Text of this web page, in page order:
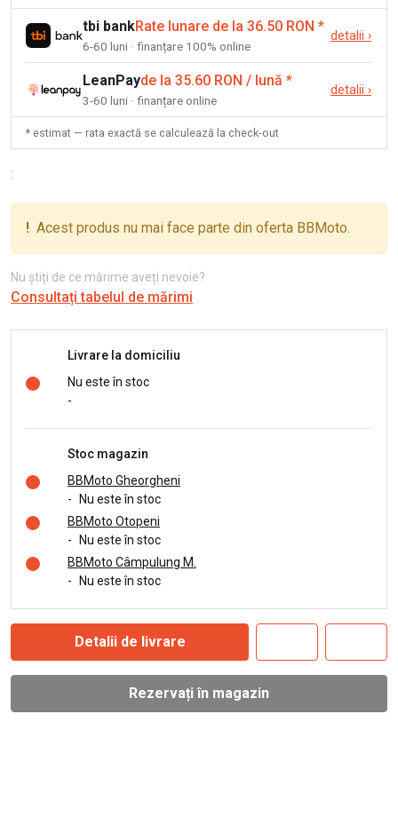
tbi bankRate lunare de la 36.50 RON *
6-60 luni · finanțare 100% online
detalii ›
LeanPayde la 35.60 RON / lună *
3-60 luni · finanțare online
detalii ›
* estimat — rata exactă se calculează la check-out
:
! Acest produs nu mai face parte din oferta BBMoto.
Nu știți de ce mărime aveți nevoie?
Consultați tabelul de mărimi
Livrare la domiciliu
Nu este în stoc
-
Stoc magazin
BBMoto Gheorgheni
-
Nu este în stoc
BBMoto Otopeni
-
Nu este în stoc
BBMoto Câmpulung M.
-
Nu este în stoc
Detalii de livrare
Rezervați în magazin